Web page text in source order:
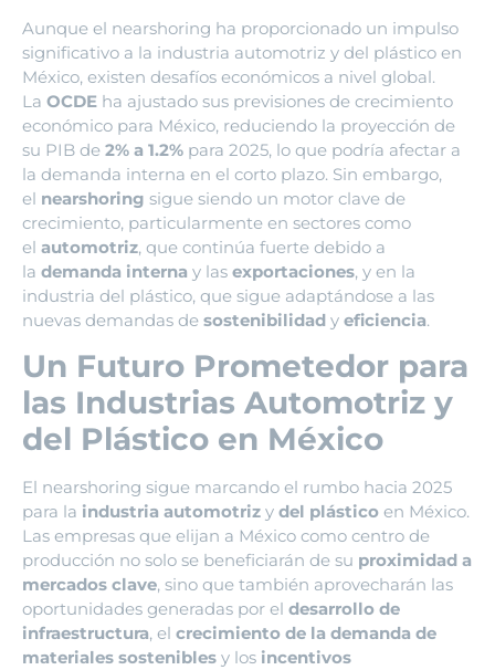
Aunque el nearshoring ha proporcionado un impulso
significativo a la industria automotriz y del plástico en
México, existen desafíos económicos a nivel global.
La OCDE ha ajustado sus previsiones de crecimiento
económico para México, reduciendo la proyección de
su PIB de 2% a 1.2% para 2025, lo que podría afectar a
la demanda interna en el corto plazo. Sin embargo,
el nearshoring sigue siendo un motor clave de
crecimiento, particularmente en sectores como
el automotriz, que continúa fuerte debido a
la demanda interna y las exportaciones, y en la
industria del plástico, que sigue adaptándose a las
nuevas demandas de sostenibilidad y eficiencia.
Un Futuro Prometedor para
las Industrias Automotriz y
del Plástico en México
El nearshoring sigue marcando el rumbo hacia 2025
para la industria automotriz y del plástico en México.
Las empresas que elijan a México como centro de
producción no solo se beneficiarán de su proximidad a
mercados clave, sino que también aprovecharán las
oportunidades generadas por el desarrollo de
infraestructura, el crecimiento de la demanda de
materiales sostenibles y los incentivos